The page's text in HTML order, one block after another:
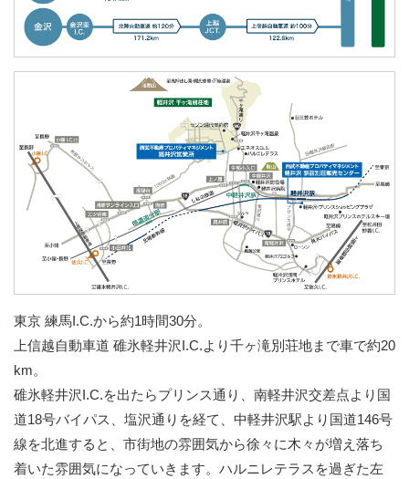
東京 練馬I.C.から約1時間30分。
上信越自動車道 碓氷軽井沢I.C.より千ヶ滝別荘地まで車で約20
km。
碓氷軽井沢I.C.を出たらプリンス通り、南軽井沢交差点より国
道18号バイパス、塩沢通りを経て、中軽井沢駅より国道146号
線を北進すると、市街地の雰囲気から徐々に木々が増え落ち
着いた雰囲気になっていきます。ハルニレテラスを過ぎた左